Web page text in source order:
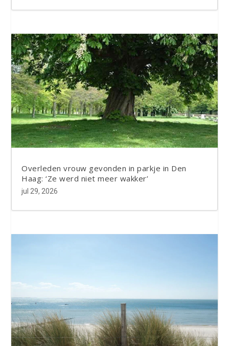
Overleden vrouw gevonden in parkje in Den
Haag: ‘Ze werd niet meer wakker’
jul 29, 2026